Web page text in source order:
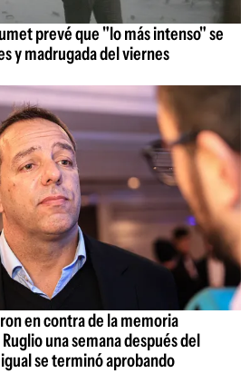
prevé que "lo más intenso" se
y madrugada del viernes
en contra de la memoria
una semana después del
se terminó aprobando